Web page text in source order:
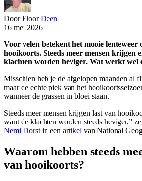
Door Floor Deen
16 mei 2026
Voor velen betekent het mooie lenteweer
hooikoorts. Steeds meer mensen krijgen
klachten worden heviger. Wat werkt wel
Misschien heb je de afgelopen maanden al
maar de echte piek van het
wanneer de grassen in bloei staan.
Steeds meer mensen krijgen last van
want de klachten worden steeds heviger,”
Nemi Dorst in een artikel van National
Waarom hebben steeds
van hooikoorts?